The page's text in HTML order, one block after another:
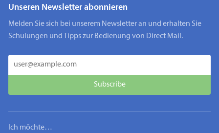
Unseren Newsletter abonnieren
Melden Sie sich bei unserem Newsletter an und erhalten Sie
Schulungen und Tipps zur Bedienung von Direct Mail.
Ich möchte…